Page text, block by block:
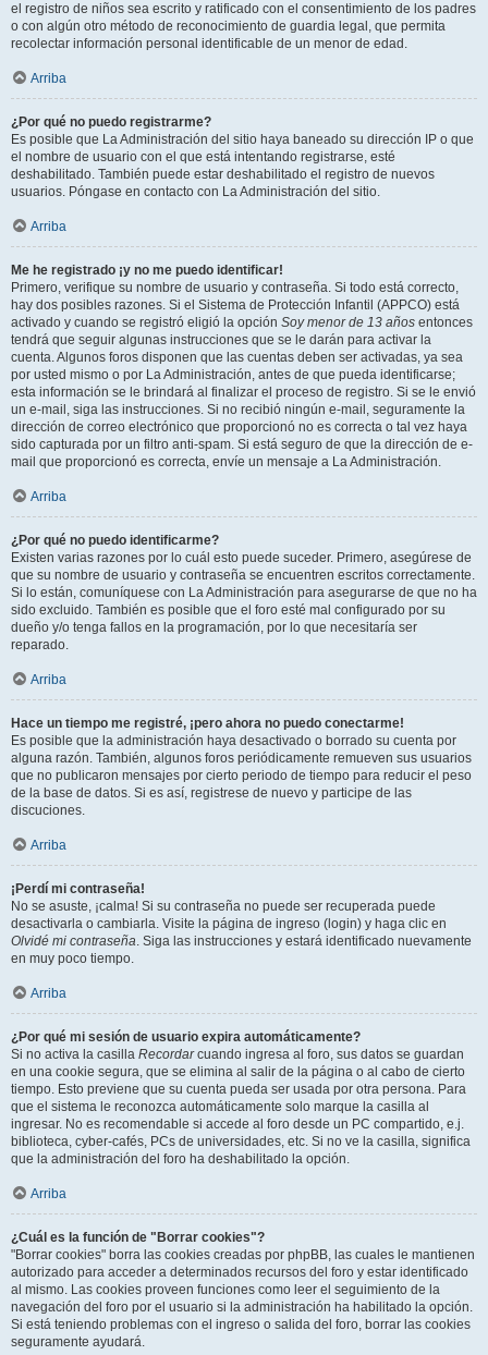
el registro de niños sea escrito y ratificado con el consentimiento de los padres
o con algún otro método de reconocimiento de guardia legal, que permita
recolectar información personal identificable de un menor de edad.
Arriba
¿Por qué no puedo registrarme?
Es posible que La Administración del sitio haya baneado su dirección IP o que
el nombre de usuario con el que está intentando registrarse, esté
deshabilitado. También puede estar deshabilitado el registro de nuevos
usuarios. Póngase en contacto con La Administración del sitio.
Arriba
Me he registrado ¡y no me puedo identificar!
Primero, verifique su nombre de usuario y contraseña. Si todo está correcto,
hay dos posibles razones. Si el Sistema de Protección Infantil (APPCO) está
activado y cuando se registró eligió la opción Soy menor de 13 años entonces
tendrá que seguir algunas instrucciones que se le darán para activar la
cuenta. Algunos foros disponen que las cuentas deben ser activadas, ya sea
por usted mismo o por La Administración, antes de que pueda identificarse;
esta información se le brindará al finalizar el proceso de registro. Si se le envió
un e-mail, siga las instrucciones. Si no recibió ningún e-mail, seguramente la
dirección de correo electrónico que proporcionó no es correcta o tal vez haya
sido capturada por un filtro anti-spam. Si está seguro de que la dirección de e-
mail que proporcionó es correcta, envíe un mensaje a La Administración.
Arriba
¿Por qué no puedo identificarme?
Existen varias razones por lo cuál esto puede suceder. Primero, asegúrese de
que su nombre de usuario y contraseña se encuentren escritos correctamente.
Si lo están, comuníquese con La Administración para asegurarse de que no ha
sido excluido. También es posible que el foro esté mal configurado por su
dueño y/o tenga fallos en la programación, por lo que necesitaría ser
reparado.
Arriba
Hace un tiempo me registré, ¡pero ahora no puedo conectarme!
Es posible que la administración haya desactivado o borrado su cuenta por
alguna razón. También, algunos foros periódicamente remueven sus usuarios
que no publicaron mensajes por cierto periodo de tiempo para reducir el peso
de la base de datos. Si es así, registrese de nuevo y participe de las
discuciones.
Arriba
¡Perdí mi contraseña!
No se asuste, ¡calma! Si su contraseña no puede ser recuperada puede
desactivarla o cambiarla. Visite la página de ingreso (login) y haga clic en
Olvidé mi contraseña. Siga las instrucciones y estará identificado nuevamente
en muy poco tiempo.
Arriba
¿Por qué mi sesión de usuario expira automáticamente?
Si no activa la casilla Recordarcuando ingresa al foro, sus datos se guardan
en una cookie segura, que se elimina al salir de la página o al cabo de cierto
tiempo. Esto previene que su cuenta pueda ser usada por otra persona. Para
que el sistema le reconozca automáticamente solo marque la casilla al
ingresar. No es recomendable si accede al foro desde un PC compartido, e.j.
biblioteca, cyber-cafés, PCs de universidades, etc. Si no ve la casilla, significa
que la administración del foro ha deshabilitado la opción.
Arriba
¿Cuál es la función de "Borrar cookies"?
"Borrar cookies" borra las cookies creadas por phpBB, las cuales le mantienen
autorizado para acceder a determinados recursos del foro y estar identificado
al mismo. Las cookies proveen funciones como leer el seguimiento de la
navegación del foro por el usuario si la administración ha habilitado la opción.
Si está teniendo problemas con el ingreso o salida del foro, borrar las cookies
seguramente ayudará.